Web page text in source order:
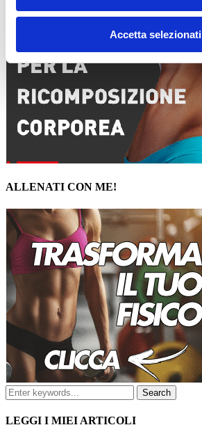
Accetta selezionati
ALLENATI CON ME!
LEGGI I MIEI ARTICOLI